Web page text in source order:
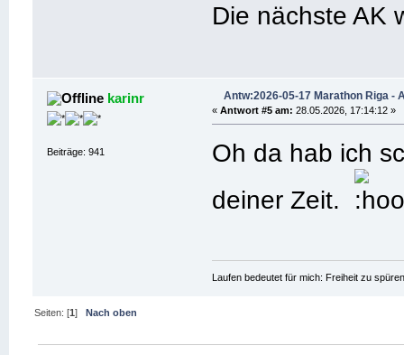
Die nächste AK
karinr
Beiträge: 941
Antw:2026-05-17 Marathon Riga -
«Antwort #5 am: 28.05.2026, 17:14:12 »
Oh da hab ich
deiner Zeit.
Laufen bedeutet für mich: Freiheit zu
Seiten: [1]Nach oben